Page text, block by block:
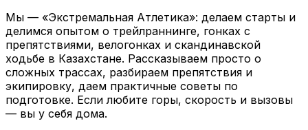
Мы — «Экстремальная Атлетика»: делаем старты и
делимся опытом о трейлраннинге, гонках с
препятствиями, велогонках и скандинавской
ходьбе в Казахстане. Рассказываем просто о
сложных трассах, разбираем препятствия и
экипировку, даем практичные советы по
подготовке. Если любите горы, скорость и вызовы
— вы у себя дома.